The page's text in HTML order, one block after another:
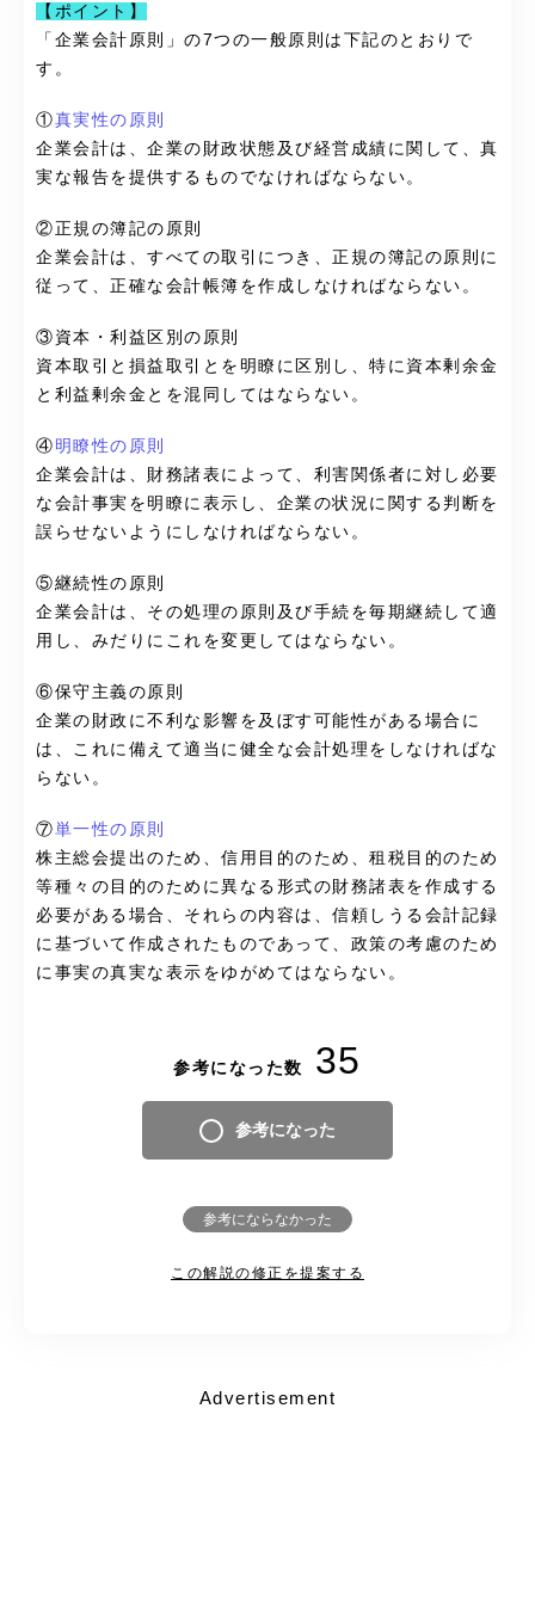
【ポイント】
「企業会計原則」の7つの一般原則は下記のとおりで
す。
①真実性の原則
企業会計は、企業の財政状態及び経営成績に関して、真
実な報告を提供するものでなければならない。
②正規の簿記の原則
企業会計は、すべての取引につき、正規の簿記の原則に
従って、正確な会計帳簿を作成しなければならない。
③資本・利益区別の原則
資本取引と損益取引とを明瞭に区別し、特に資本剰余金
と利益剰余金とを混同してはならない。
④ 明瞭性の原則
企業会計は、財務諸表によって、利害関係者に対し必要
な会計事実を明瞭に表示し、企業の状況に関する判断を
誤らせないようにしなければならない。
⑤継続性の原則
企業会計は、その処理の原則及び手続を毎期継続して適
用し、みだりにこれを変更してはならない。
⑥保守主義の原則
企業の財政に不利な影響を及ぼす可能性がある場合に
は、これに備えて適当に健全な会計処理をしなければな
らない。
⑦単一性の原則
株主総会提出のため、信用目的のため、租税目的のため
等種々の目的のために異なる形式の財務諸表を作成する
必要がある場合、それらの内容は、信頼しうる会計記録
に基づいて作成されたものであって、政策の考慮のため
に事実の真実な表示をゆがめてはならない。
参考になった数 35
参考になった
参考にならなかった
この解説の修正を提案する
Advertisement